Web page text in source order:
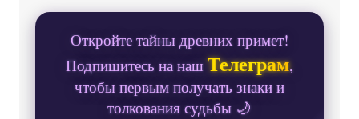
Откройте тайны древних примет!
Подпишитесь на нашТелеграм,
чтобы первым получать знаки и
толкования судьбы 🌙